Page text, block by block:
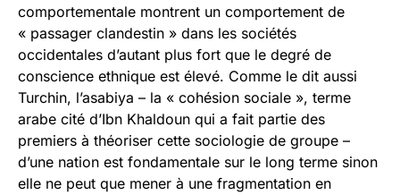
comportementale montrent un comportement de
« passager clandestin » dans les sociétés
occidentales d’autant plus fort que le degré de
conscience ethnique est élevé. Comme le dit aussi
Turchin, l’asabiya – la « cohésion sociale », terme
arabe cité d’Ibn Khaldoun qui a fait partie des
premiers à théoriser cette sociologie de groupe –
d’une nation est fondamentale sur le long terme sinon
elle ne peut que mener à une fragmentation en